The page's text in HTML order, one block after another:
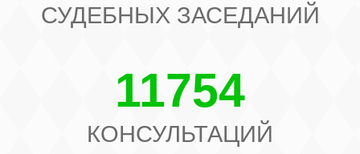
СУДЕБНЫХ ЗАСЕДАНИЙ
11754
КОНСУЛЬТАЦИЙ